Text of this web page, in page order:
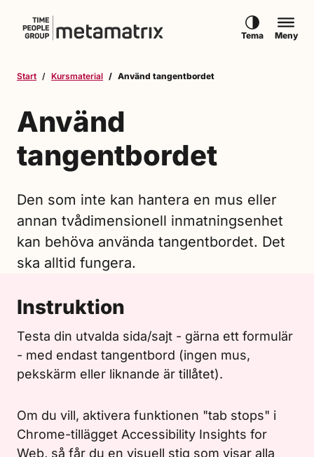
Hoppa till innehåll
Tema Meny
Start Kursmaterial Använd tangentbordet
Använd
tangentbordet
Den som inte kan hantera en mus eller
annan tvådimensionell inmatningsenhet
kan behöva använda tangentbordet. Det
ska alltid fungera.
Instruktion
Testa din utvalda sida/sajt - gärna ett formulär
- med endast tangentbord (ingen mus,
pekskärm eller liknande är tillåtet).
Om du vill, aktivera funktionen "tab stops" i
Chrome-tillägget Accessibility Insights for
Web, så får du en visuell stig som visar alla